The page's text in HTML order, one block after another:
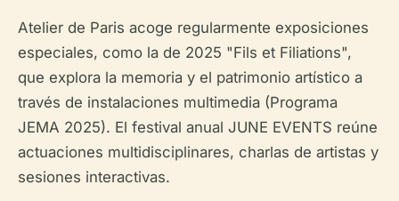
Atelier de Paris acoge regularmente exposiciones
especiales, como la de 2025 "Fils et Filiations",
que explora la memoria y el patrimonio artístico a
través de instalaciones multimedia (Programa
JEMA 2025). El festival anual JUNE EVENTS reúne
actuaciones multidisciplinares, charlas de artistas y
sesiones interactivas.